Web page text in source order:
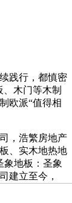
践行，都慎密
木门等木制
欧派“值得相
，浩繁房地产
、实木地热地
象地板‌：圣象
建立至今，